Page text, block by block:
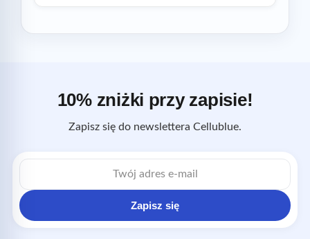
10% zniżki przy zapisie!
Zapisz się do newslettera Cellublue.
Adres
e-
Zapisz się